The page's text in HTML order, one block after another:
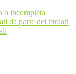
o incompleta
da parte dei titolari